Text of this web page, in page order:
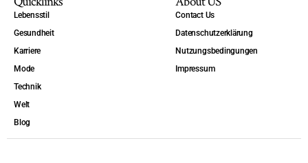
Lebensstil
Gesundheit
Karriere
Mode
Technik
Welt
Blog
Contact Us
Datenschutzerklärung
Nutzungsbedingungen
Impressum